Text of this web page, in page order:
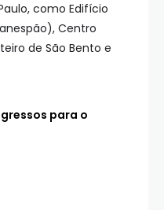
como Edifício
Centro
de São Bento e
para o